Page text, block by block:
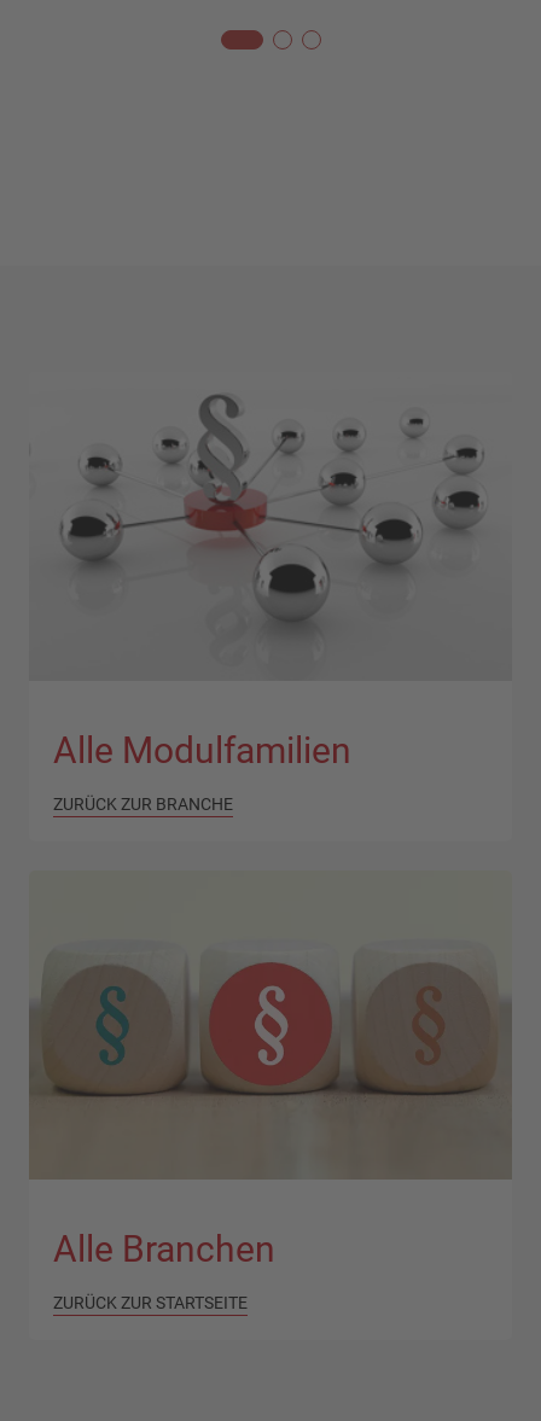
Alle Modulfamilien
ZURÜCK ZUR BRANCHE
Alle Branchen
ZURÜCK ZUR STARTSEITE